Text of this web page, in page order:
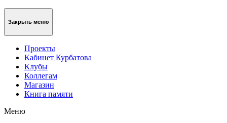
Закрыть меню
Проекты
Кабинет Курбатова
Клубы
Коллегам
Магазин
Книга памяти
Меню